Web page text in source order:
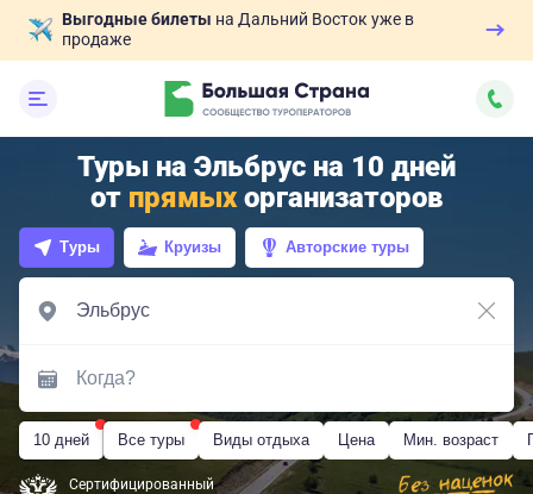
Выгодные билеты на Дальний Восток уже в
продаже
Туры на Эльбрус на 10 дней
от прямыхорганизаторов
Туры Круизы Авторские туры
10 дней Все туры Виды отдыха Цена Мин. возраст
Сертифицированный